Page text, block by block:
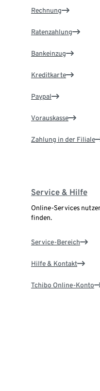
Rechnung
Ratenzahlung
Bankeinzug
Kreditkarte
Paypal
Vorauskasse
Zahlung in der Filiale
Service & Hilfe
Online-Services
finden.
Service-Bereich
Hilfe & Kontakt
Tchibo Online-Konto